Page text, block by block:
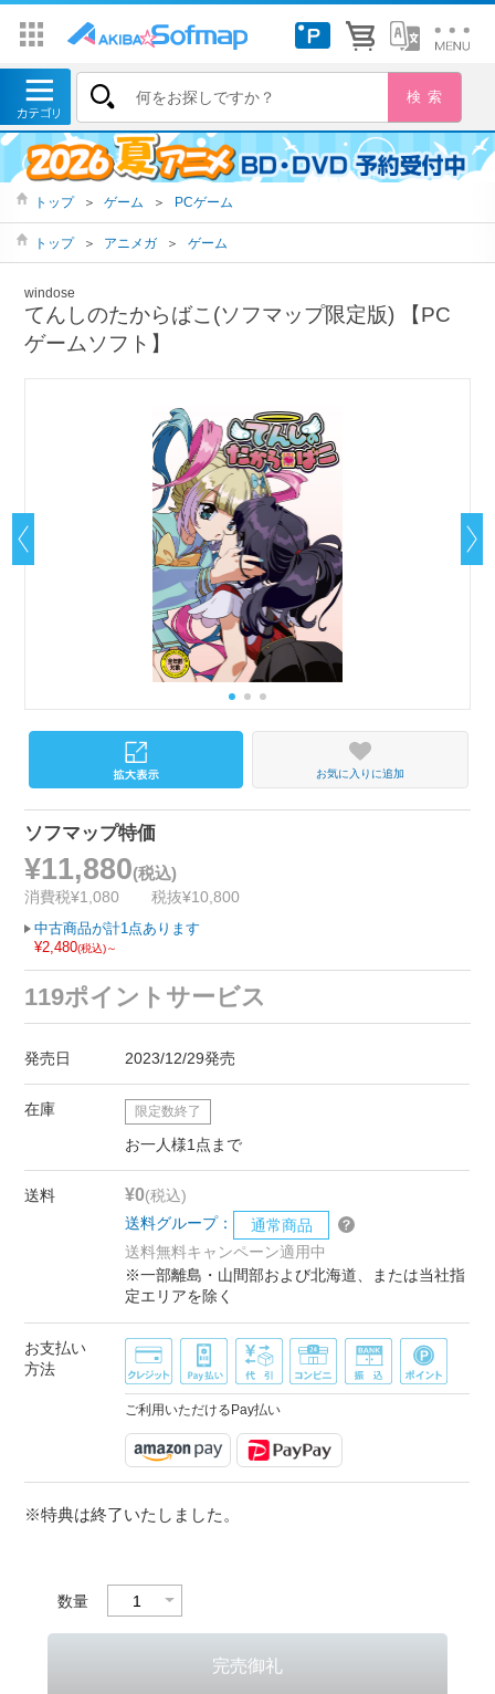
トップ ＞ ゲーム ＞ PCゲーム
トップ ＞ アニメガ ＞ ゲーム
windose
てんしのたからばこ(ソフマップ限定版) 【PC
ゲームソフト】
お気に入りに追加
ソフマップ特価
¥11,880(税込)
消費税¥1,080 税抜¥10,800
中古商品が計1点あります
¥2,480(税込)～
119ポイントサービス
発売日 2023/12/29発売
在庫 限定数終了
お一人様1点まで
送料 ¥0(税込)
送料グループ：
通常商品
送料無料キャンペーン適用中
※一部離島・山間部および北海道、または当社指
定エリアを除く
お支払い
方法
ご利用いただけるPay払い
※特典は終了いたしました。
数量